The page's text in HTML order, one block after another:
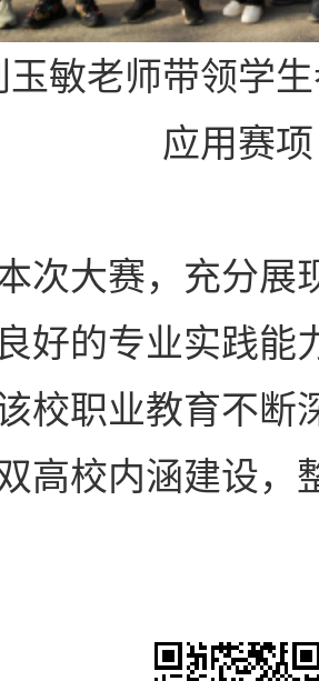
敏老师带领学
应用赛项
次大赛，充分展
好的专业实践能
校职业教育不断
高校内涵建设，